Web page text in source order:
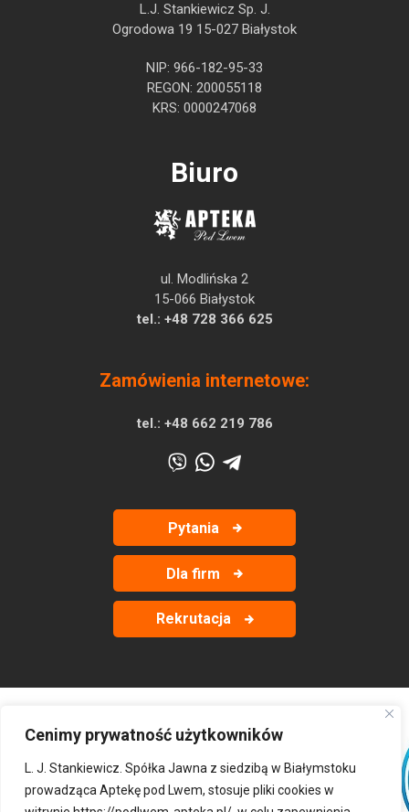
Cenimy prywatność użytkowników
L. J. Stankiewicz. Spółka Jawna z siedzibą w Białymstoku
prowadząca Aptekę pod Lwem, stosuje pliki cookies w
L.J. Stankiewicz Sp. J.
Ogrodowa 19 15-027 Białystok
NIP: 966-182-95-33
REGON: 200055118
KRS: 0000247068
Biuro
ul. Modlińska 2
15-066 Białystok
tel.: +48 728 366 625
Zamówienia internetowe:
tel.: +48 662 219 786
Pytania
Dla firm
Rekrutacja
‹